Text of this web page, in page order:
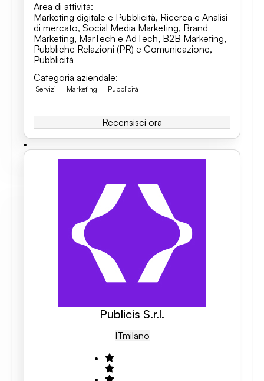
Area di attività:
Marketing digitale e Pubblicità, Ricerca e Analisi
di mercato, Social Media Marketing, Brand
Marketing, MarTech e AdTech, B2B Marketing,
Pubbliche Relazioni (PR) e Comunicazione,
Pubblicità
Categoria aziendale:
Servizi Marketing Pubblicità
Recensisci ora
Publicis S.r.l.
ITMilano